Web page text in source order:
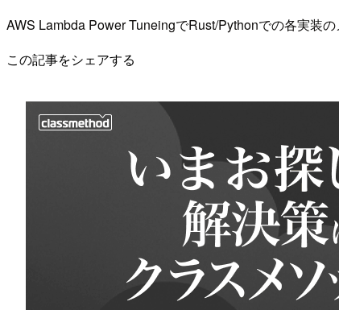
AWS Lambda Power TuneingでRust/Pythonでの各実装
この記事をシェアする